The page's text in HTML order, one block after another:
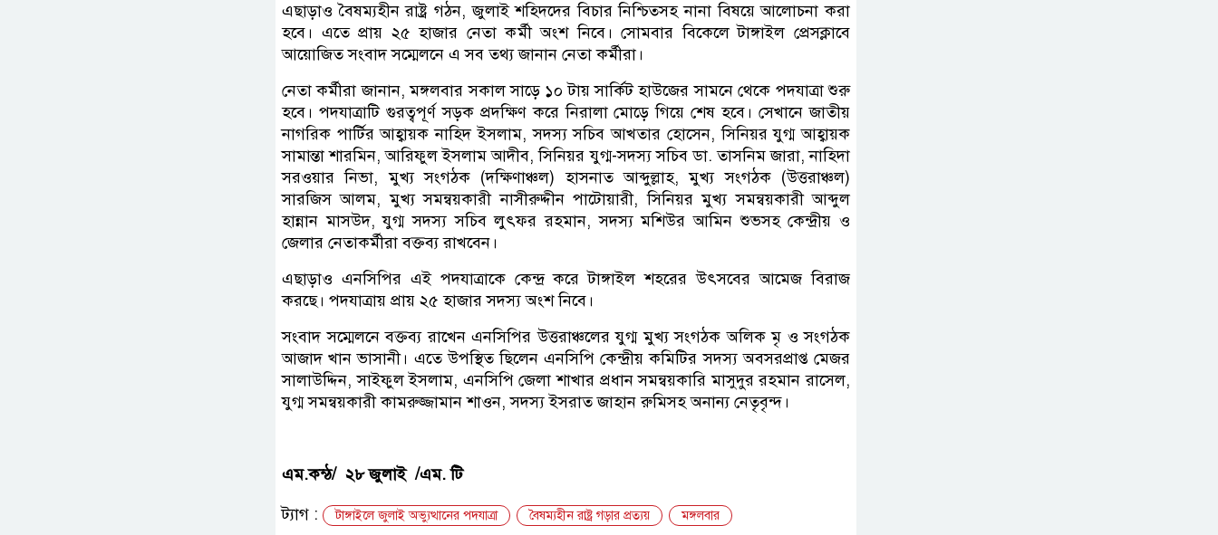
এছাড়াও বৈষম্যহীন রাষ্ট্র গঠন, জুলাই শহিদদের বিচার নিশ্চিতসহ নানা বিষয়ে আলোচনা করা
হবে। এতে প্রায় ২৫ হাজার নেতা কর্মী অংশ নিবে। সোমবার বিকেলে টাঙ্গাইল প্রেসক্লাবে
আয়োজিত সংবাদ সম্মেলনে এ সব তথ্য জানান নেতা কর্মীরা।
নেতা কর্মীরা জানান, মঙ্গলবার সকাল সাড়ে ১০ টায় সার্কিট হাউজের সামনে থেকে পদযাত্রা শুরু
হবে। পদযাত্রাটি গুরত্বপূর্ণ সড়ক প্রদক্ষিণ করে নিরালা মোড়ে গিয়ে শেষ হবে। সেখানে জাতীয়
নাগরিক পার্টির আহ্বায়ক নাহিদ ইসলাম, সদস্য সচিব আখতার হোসেন, সিনিয়র যুগ্ম আহ্বায়ক
সামান্তা শারমিন, আরিফুল ইসলাম আদীব, সিনিয়র যুগ্ম-সদস্য সচিব ডা. তাসনিম জারা, নাহিদা
সরওয়ার নিভা, মুখ্য সংগঠক (দক্ষিণাঞ্চল) হাসনাত আব্দুল্লাহ, মুখ্য সংগঠক (উত্তরাঞ্চল)
সারজিস আলম, মুখ্য সমন্বয়কারী নাসীরুদ্দীন পাটোয়ারী, সিনিয়র মুখ্য সমন্বয়কারী আব্দুল
হান্নান মাসউদ, যুগ্ম সদস্য সচিব লুৎফর রহমান, সদস্য মশিউর আমিন শুভসহ কেন্দ্রীয় ও
জেলার নেতাকর্মীরা বক্তব্য রাখবেন।
এছাড়াও এনসিপির এই পদযাত্রাকে কেন্দ্র করে টাঙ্গাইল শহরের উৎসবের আমেজ বিরাজ
করছে। পদযাত্রায় প্রায় ২৫ হাজার সদস্য অংশ নিবে।
সংবাদ সম্মেলনে বক্তব্য রাখেন এনসিপির উত্তরাঞ্চলের যুগ্ম মুখ্য সংগঠক অলিক মৃ ও সংগঠক
আজাদ খান ভাসানী। এতে উপস্থিত ছিলেন এনসিপি কেন্দ্রীয় কমিটির সদস্য অবসরপ্রাপ্ত মেজর
সালাউদ্দিন, সাইফুল ইসলাম, এনসিপি জেলা শাখার প্রধান সমন্বয়কারি মাসুদুর রহমান রাসেল,
যুগ্ম সমন্বয়কারী কামরুজ্জামান শাওন, সদস্য ইসরাত জাহান রুমিসহ অনান্য নেতৃবৃন্দ।
এম.কন্ঠ/ ২৮ জুলাই /এম. টি
ট্যাগ :
টাঙ্গাইলে জুলাই অভ্যুত্থানের পদযাত্রা বৈষম্যহীন রাষ্ট্র গড়ার প্রত্যয় মঙ্গলবার